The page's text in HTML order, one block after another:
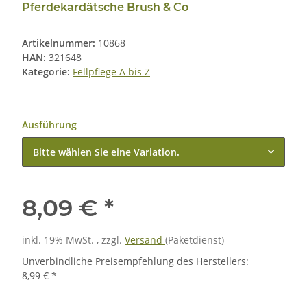
Pferdekardätsche Brush & Co
Artikelnummer: 10868
HAN: 321648
Kategorie: Fellpflege A bis Z
Ausführung
Bitte wählen Sie eine Variation.
8,09 € *
inkl. 19% MwSt. , zzgl. Versand (Paketdienst)
Unverbindliche Preisempfehlung des Herstellers:
8,99 € *